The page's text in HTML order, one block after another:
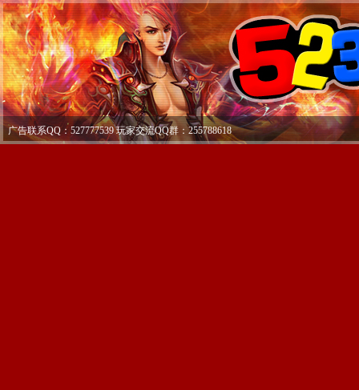
广告联系QQ：527777539 玩家交流QQ群：255788618